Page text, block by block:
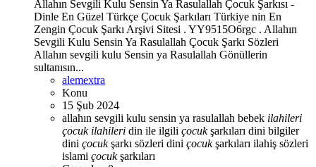
Allahın Sevgili Kulu Sensin Ya Rasulallah Çocuk Şarkısı -
Dinle En Güzel Türkçe Çocuk Şarkıları Türkiye nin En
Zengin Çocuk Şarkı Arşivi Sitesi . YY9515O6rgc . Allahın
Sevgili Kulu Sensin Ya Rasulallah Çocuk Şarkı Sözleri
Allahın sevgili kulu Sensin ya Rasulallah Gönüllerin
sultanısın...
alemextra
Konu
15 Şub 2024
allahın sevgili kulu sensin ya rasulallah bebek ilahileri
çocuk ilahileri din ile ilgili çocukşarkıları dini bilgiler
dini çocukşarkı sözleri dini çocukşarkıları ilahiş sözleri
islami çocukşarkıları